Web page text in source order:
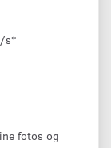
s*
fotos og